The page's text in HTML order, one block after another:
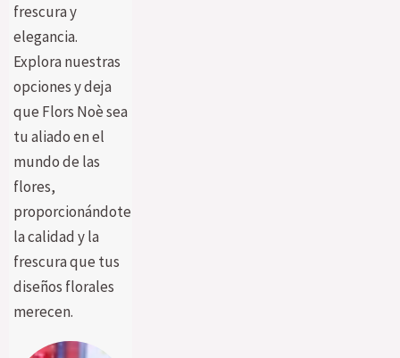
frescura y
elegancia.
Explora nuestras
opciones y deja
que Flors Noè sea
tu aliado en el
mundo de las
flores,
proporcionándote
la calidad y la
frescura que tus
diseños florales
merecen.